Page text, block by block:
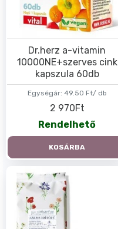
Egységár: 49.50 Ft/ db
Dr.herz a-vitamin
10000NE+szerves cink
kapszula 60db
2 970Ft
Rendelhető
KOSÁRBA